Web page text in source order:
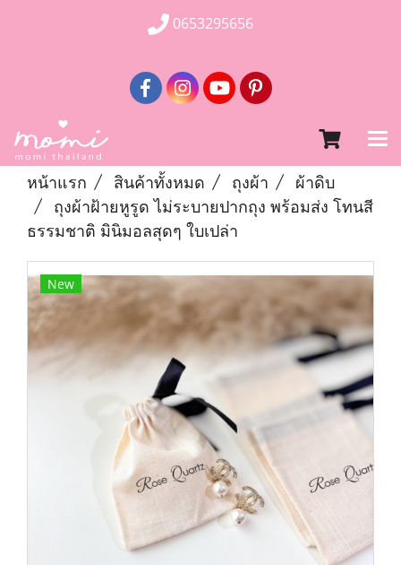
0653295656
หน้าแรก สินค้าทั้งหมด ถุงผ้า
ผ้าดิบ
ถุงผ้าฝ้ายหูรูด ไม่ระบายปากถุง พร้อมส่ง โทนสี
ธรรมชาติ มินิมอลสุดๆ ใบเปล่า
New